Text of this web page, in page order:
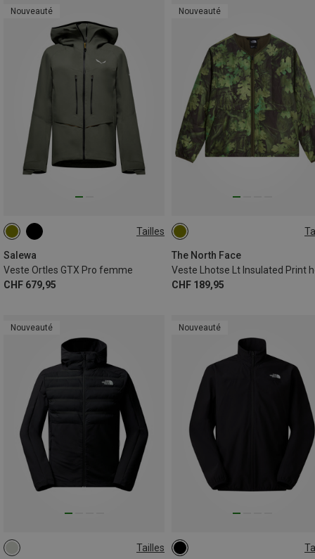
Nouveauté
Tailles
Salewa
Veste Ortles GTX Pro femme
CHF 679,95
XS S
Nouveauté
The North Face
CHF 189,95
S
Nouveauté
Tailles
S
Nouveauté
S